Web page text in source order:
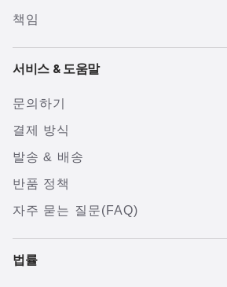
책임
서비스 & 도움말
문의하기
결제 방식
발송 & 배송
반품 정책
자주 묻는 질문(FAQ)
법률